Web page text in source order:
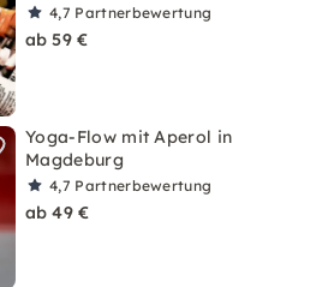
4,7 Partnerbewertung
ab 59 €
Yoga-Flow mit Aperol in
Magdeburg
4,7 Partnerbewertung
ab 49 €